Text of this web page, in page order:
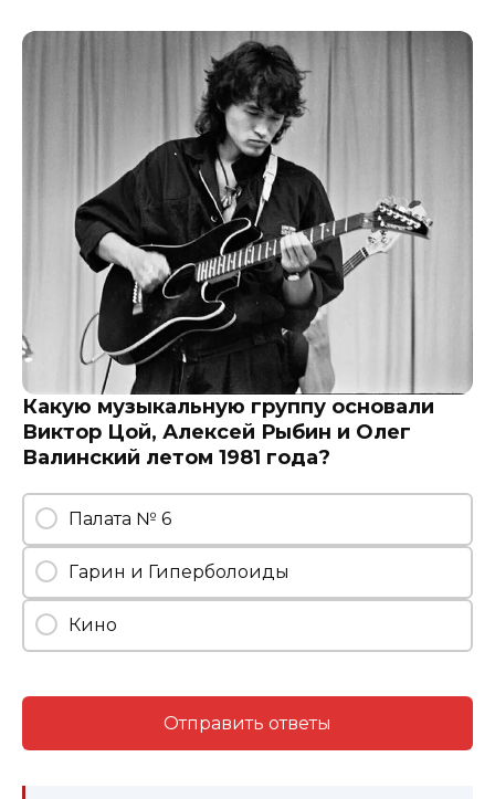
Какую музыкальную группу основали
Виктор Цой, Алексей Рыбин и Олег
Валинский летом 1981 года?
Палата № 6
Гарин и Гиперболоиды
Кино
Отправить ответы